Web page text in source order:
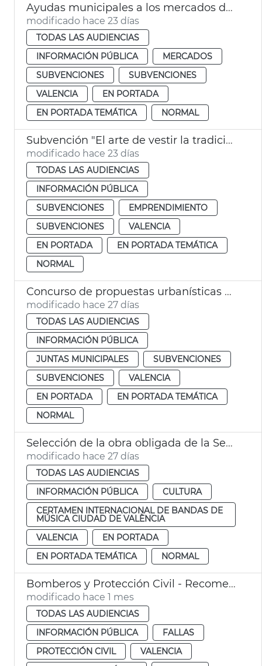
Ayudas municipales a los mercados de distrito del Grao y Mossén Sorell 2026
modificado hace 23 días
TODAS LAS AUDIENCIAS
INFORMACIÓN PÚBLICA
MERCADOS
SUBVENCIONES
SUBVENCIONES
VALENCIA
EN PORTADA
EN PORTADA TEMÁTICA
NORMAL
Subvención "El arte de vestir la tradición: indumentaria y orfebrería valenciana 2026"
modificado hace 23 días
TODAS LAS AUDIENCIAS
INFORMACIÓN PÚBLICA
SUBVENCIONES
EMPRENDIMIENTO
SUBVENCIONES
VALENCIA
EN PORTADA
EN PORTADA TEMÁTICA
NORMAL
Concurso de propuestas urbanísticas para refugios bioclimáticos 2026. Junta Municipal de Ruzafa
modificado hace 27 días
TODAS LAS AUDIENCIAS
INFORMACIÓN PÚBLICA
JUNTAS MUNICIPALES
SUBVENCIONES
SUBVENCIONES
VALENCIA
EN PORTADA
EN PORTADA TEMÁTICA
NORMAL
Selección de la obra obligada de la Sección Tercera del CIBM 2027
modificado hace 27 días
TODAS LAS AUDIENCIAS
INFORMACIÓN PÚBLICA
CULTURA
CERTAMEN INTERNACIONAL DE BANDAS DE
MÚSICA CIUDAD DE VALÈNCIA
VALENCIA
EN PORTADA
EN PORTADA TEMÁTICA
NORMAL
Bomberos y Protección Civil - Recomendaciones para acudir a los espectáculos pirotécnicos
modificado hace 1 mes
TODAS LAS AUDIENCIAS
INFORMACIÓN PÚBLICA
FALLAS
PROTECCIÓN CIVIL
VALENCIA